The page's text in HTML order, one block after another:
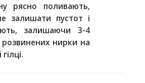
рясно поливають,
залишати пустот і
залишаючи 3-4
нирки на